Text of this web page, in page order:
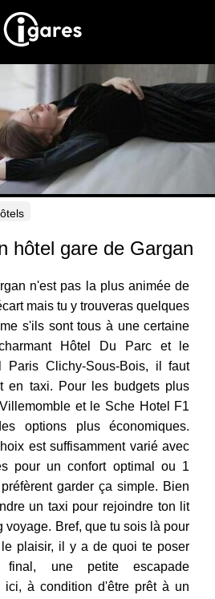
Location de voiture
Hôtels
Taxis
Horaires
hôtel gare de Gargan
n'est pas la plus animée de
mais tu y trouveras quelques
s'ils sont tous à une certaine
Hôtel Du Parc et le
Paris Clichy-Sous-Bois, il faut
en taxi. Pour les budgets plus
et le Sche Hotel F1
options plus économiques.
est suffisamment varié avec
pour un confort optimal ou 1
garder ça simple. Bien
un taxi pour rejoindre ton lit
voyage. Bref, que tu sois là pour
plaisir, il y a de quoi te poser
final, une petite escapade
ici, à condition d'être prêt à un